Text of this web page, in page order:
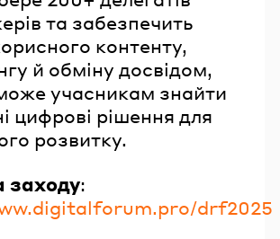
та забезпечить
контенту,
й обміну досвідом,
учасникам знайти
цифрові рішення для
розвитку.
заходу:
drf2025